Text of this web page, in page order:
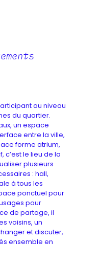
au niveau
du quartier.
un espace
entre la ville,
forme atrium,
c’est le lieu de la
plusieurs
: hall,
à tous les
ponctuel pour
pour
de partage, il
voisins, un
et discuter,
ensemble en